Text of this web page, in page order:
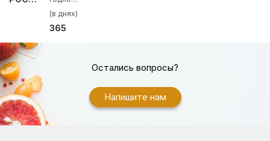
(в днях)
365
Остались вопросы?
Напишите нам